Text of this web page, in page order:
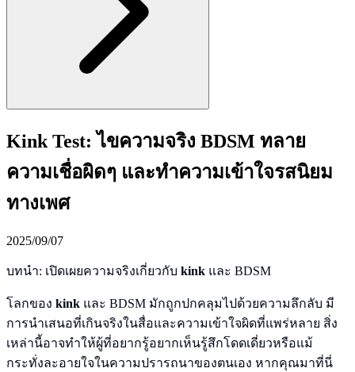
Kink Test: ไขความจริง BDSM ทลาย
ความเชื่อผิดๆ และทำความเข้าใจรสนิยม
ทางเพศ
2025/09/07
บทนำ: เปิดเผยความจริงเกี่ยวกับ kink และ BDSM
โลกของ kink และ BDSM มักถูกปกคลุมไปด้วยความลึกลับ มี
การนำเสนอที่เกินจริงในสื่อและความเข้าใจผิดที่แพร่หลาย สิ่ง
เหล่านี้อาจทำให้ผู้ที่อยากรู้อยากเห็นรู้สึกโดดเดี่ยวหรือแม้
กระทั่งละอายใจในความปรารถนาของตนเอง หากคุณมาที่นี่